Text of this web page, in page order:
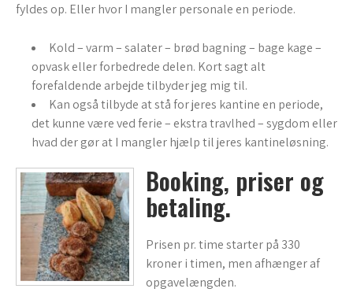
fyldes op. Eller hvor I mangler personale en periode.
Kold – varm – salater – brød bagning – bage kage –
opvask eller forbedrede delen. Kort sagt alt
forefaldende arbejde tilbyder jeg mig til.
Kan også tilbyde at stå for jeres kantine en periode,
det kunne være ved ferie – ekstra travlhed – sygdom eller
hvad der gør at I mangler hjælp til jeres kantineløsning.
Booking, priser og
betaling.
Prisen pr. time starter på 330
kroner i timen, men afhænger af
opgavelængden.